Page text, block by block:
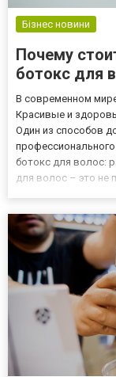
Бізнес новини
Почему
ботокс для
В современном
Красивые и
Один из способов
ботокс для волос:
для волос – это не
гладк...